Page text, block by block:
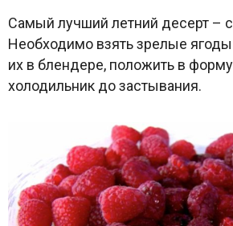
Самый лучший летний десерт –
Необходимо взять зрелые
их в блендере, положить в форму
холодильник до застывания.